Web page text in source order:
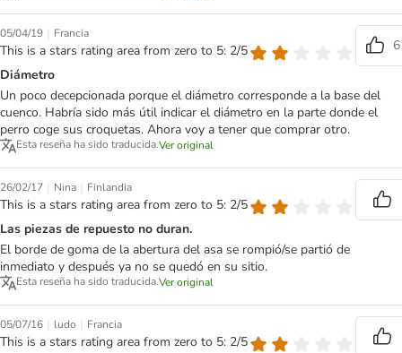
05/04/19 | Francia
This is a stars rating area from zero to 5: 2/5
6
Diámetro
Un poco decepcionada porque el diámetro corresponde a la base del
cuenco. Habría sido más útil indicar el diámetro en la parte donde el
perro coge sus croquetas. Ahora voy a tener que comprar otro.
Esta reseña ha sido traducida.Ver original
26/02/17 | Nina | Finlandia
This is a stars rating area from zero to 5: 2/5
Las piezas de repuesto no duran.
El borde de goma de la abertura del asa se rompió/se partió de
inmediato y después ya no se quedó en su sitio.
Esta reseña ha sido traducida.Ver original
05/07/16 | ludo | Francia
This is a stars rating area from zero to 5: 2/5